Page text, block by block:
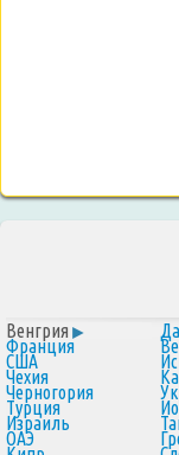
Венгрия
Франция
США
Чехия
Черногория
Турция
Израиль
ОАЭ